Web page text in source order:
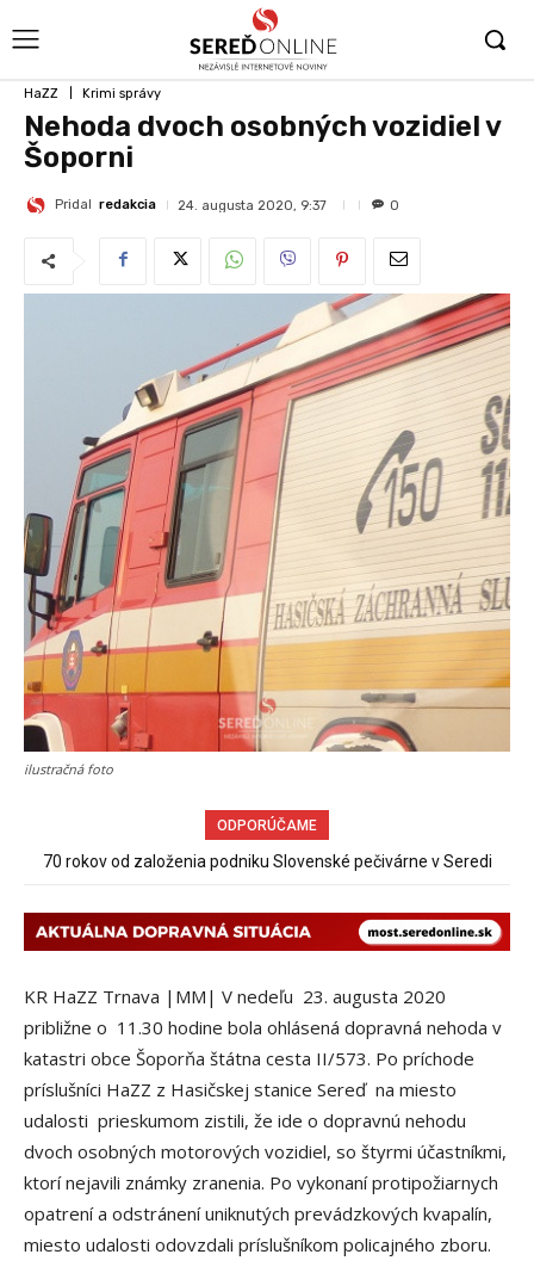
HaZZ Krimi správy
Nehoda dvoch osobných vozidiel v
Šoporni
Pridal redakcia 24. augusta 2020, 9:37 0
ilustračná foto
ODPORÚČAME
70 rokov od založenia podniku Slovenské pečivárne v Seredi
Obchádzka rozpadajúceho sa už uzatvoreného mosta ponad
KR HaZZ Trnava |MM| V nedeľu 23. augusta 2020
približne o 11.30 hodine bola ohlásená dopravná nehoda v
katastri obce Šoporňa štátna cesta II/573. Po príchode
príslušníci HaZZ z Hasičskej stanice Sereď na miesto
udalosti prieskumom zistili, že ide o dopravnú nehodu
dvoch osobných motorových vozidiel, so štyrmi účastníkmi,
ktorí nejavili známky zranenia. Po vykonaní protipožiarnych
opatrení a odstránení uniknutých prevádzkových kvapalín,
miesto udalosti odovzdali príslušníkom policajného zboru.